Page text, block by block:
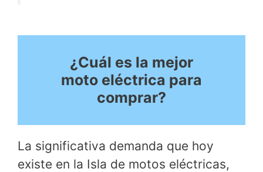
¿Cuál es la mejor
moto eléctrica para
comprar?
La significativa demanda que hoy
existe en la Isla de motos eléctricas,